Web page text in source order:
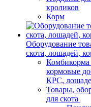
кроликов
Корм
Оборудование
скота, лошадей,
Комбикорма
кормовые
КРС,
Товары,
для скота